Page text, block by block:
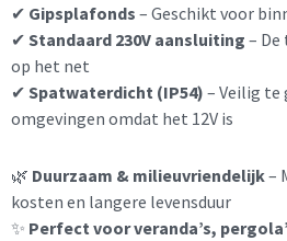
✔ Gipsplafonds – Geschikt voor
✔ Standaard 230V aansluiting –
op het net
✔ Spatwaterdicht (IP54) – Veilig te
omgevingen omdat het 12V is
🌿 Duurzaam & milieuvriendelijk–
kosten en langere levensduur
✨ Perfect voor veranda’s,